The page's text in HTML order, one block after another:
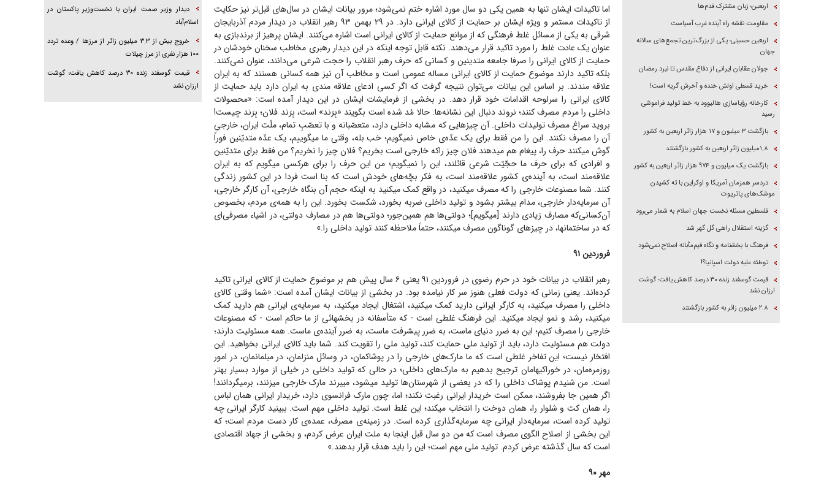
اما تاکیدات ایشان تنها به همین یکی دو سال مورد اشاره ختم نمی‌شود؛ مرور بیانات ایشان در سال‌های قبل‌تر نیز حکایت
از تاکیدات مستمر و ویژه ایشان بر حمایت از کالای ایرانی دارد. در ۲۹ بهمن ۹۳ رهبر انقلاب در دیدار مردم آذربایجان
شرقی به یکی از مسائل غلط فرهنگی که از موانع حمایت از کالای ایرانی است اشاره می‌کنند. ایشان پرهیز از برندبازی به
عنوان یک عادت غلط را مورد تاکید قرار می‌دهند. نکته قابل توجه اینکه در این دیدار رهبری مخاطب سخنان خودشان در
حمایت از کالای ایرانی را صرفا جامعه متدینین و کسانی که حرف رهبر انقلاب را حجت شرعی می‌دانند، عنوان نمی‌کنند.
بلکه تاکید دارند موضوع حمایت از کالای ایرانی مساله عمومی است و مخاطب آن نیز همه کسانی هستند که به ایران
علاقه مندند. بر اساس این بیانات می‌توان نتیجه گرفت که اگر کسی ادعای علاقه مندی به ایران دارد باید حمایت از
کالای ایرانی را سرلوحه اقدامات خود قرار دهد. در بخشی از فرمایشات ایشان در این دیدار آمده است: «محصولات
داخلی را مردم مصرف کنند؛ نروند دنبال این نشانه‌ها. حالا مُد شده است بگویند «بِرَند» است، بِرَند فلان؛ بِرَند چیست!
بروید سراغ مصرف تولیدات داخلی. آن چیز‌هایی که مشابه داخلی دارد، متعصّبانه و با تعصّبِ تمام، ملّت ایران، خارجیِ
آن را مصرف نکنند. این را من فقط برای یک عدّه‌ی خاص نمیگویم؛ خب بله، وقتی ما میگوییم، یک عدّه متدیّنین فوراً
گوش میکنند حرف را، پیغام هم میدهند فلان چیز راکه خارجی است بخریم؟ فلان چیز را نخریم؟ من فقط برای متدیّنین
و افرادی که برای حرف ما حجّیّت شرعی قائلند، این را نمیگویم؛ من این حرف را برای هرکسی میگویم که به ایران
علاقه‌مند است، به آینده‌ی کشور علاقه‌مند است، به فکر بچّه‌های خودش است که بنا است فردا در این کشور زندگی
کنند. شما مصنوعات خارجی را که مصرف میکنید، در واقع کمک میکنید به اینکه حجم آن بنگاه خارجی، آن کارگر خارجی،
آن سرمایه‌دار خارجی، مدام بیشتر بشود و تولید داخلی ضربه بخورد، شکست بخورد. این را به همه‌ی مردم، بخصوص
آن‌کسانی‌که مصارف زیادی دارند [میگویم]؛ دولتی‌ها هم همین‌جور؛ دولتی‌ها هم در مصارف دولتی، در اشیاء مصرفی‌ای
که در ساختمانها، در چیز‌های گوناگون مصرف میکنند، حتماً ملاحظه کنند تولید داخلی را.»
فروردین ۹۱
رهبر انقلاب در بیانات خود در حرم رضوی در فروردین ۹۱ یعنی ۶ سال پیش هم بر موضوع حمایت از کالای ایرانی تاکید
کرده‌اند. یعنی زمانی که دولت فعلی هنوز سر کار نیامده بود. در بخشی از بیانات ایشان آمده است: «شما وقتی کالای
داخلی را مصرف میکنید، به کارگر ایرانی دارید کمک میکنید، اشتغال ایجاد میکنید، به سرمایه‌ی ایرانی هم دارید کمک
میکنید، رشد و نمو ایجاد میکنید. این فرهنگ غلطی است - که متأسفانه در بخشهائی از ما حاکم است - که مصنوعات
خارجی را مصرف کنیم؛ این به ضرر دنیای ماست، به ضرر پیشرفت ماست، به ضرر آینده‌ی ماست. همه مسئولیت دارند؛
دولت هم مسئولیت دارد، باید از تولید ملی حمایت کند، تولید ملی را تقویت کند. شما باید کالای ایرانی بخواهید. این
افتخار نیست؛ این تفاخر غلطی است که ما مارک‌های خارجی را در پوشاکمان، در وسائل منزلمان، در مبلمانمان، در امور
روزمره‌مان، در خوراکیهامان ترجیح بدهیم به مارک‌های داخلی؛ در حالی که تولید داخلی در خیلی از موارد بسیار بهتر
است. من شنیدم پوشاک داخلی را که در بعضی از شهرستان‌ها تولید میشود، میبرند مارک خارجی میزنند، برمیگردانند!
اگر همین جا بفروشند، ممکن است خریدار ایرانی رغبت نکند؛ اما، چون مارک فرانسوی دارد، خریدار ایرانی همان لباس
را، همان کت و شلوار را، همان دوخت را انتخاب میکند؛ این غلط است. تولید داخلی مهم است. ببینید کارگر ایرانی چه
تولید کرده است، سرمایه‌دار ایرانی چه سرمایه‌گذاری کرده است. در زمینه‌ی مصرف، عمده‌ی کار دست مردم است؛ که
این بخشی از اصلاح الگوی مصرف است که من دو سال قبل اینجا به ملت ایران عرض کردم، و بخشی از جهاد اقتصادی
است که سال گذشته عرض کردم. تولید ملی مهم است؛ این را باید هدف قرار بدهند.»
مهر ۹۰
اربعین؛ زبان مشترک قدم‌ها
مقاومت نقشه راه آینده غرب آسیاست
اربعین حسینی؛ یکی از بزرگ‌ترین تجمع‌های سالانه
جهان
جولان عقابان ایرانی از دفاع مقدس تا نبرد رمضان
خرید قسطی اولش خنده و آخرش گریه است!
کارخانه رؤیاسازی هالیوود به خط تولید فراموشی
رسید
بازگشت ۳ میلیون و ۱۷ هزار زائر اربعین به کشور
۱.۸میلیون زائر اربعین به کشور بازگشتند
بازگشت یک میلیون و ۹۷۴ هزار زائر اربعین به کشور
دردسر همزمان آمریکا و اوکراین با ته کشیدن
موشک‌های پاتریوت
فلسطین مسئله نخست جهان اسلام به شمار می‌رود
گزینه استقلال راهی گل گهر شد
فرهنگ با بخشنامه و نگاه قیم‌مآبانه اصلاح نمی‌شود
توطئه علیه دولت اسپانیا؟!
قیمت گوسفند زنده ۳۰ درصد کاهش یافت؛ گوشت
ارزان نشد
۲.۸ میلیون زائر به کشور بازگشتند
دیدار وزیر صمت ایران با نخست‌وزیر پاکستان در
اسلام‌آباد
خروج بیش از ۳.۳ میلیون زائر از مرز‌ها / وعده تردد
۱۰۰ هزار نفری از مرز چیلات
قیمت گوسفند زنده ۳۰ درصد کاهش یافت؛ گوشت
ارزان نشد